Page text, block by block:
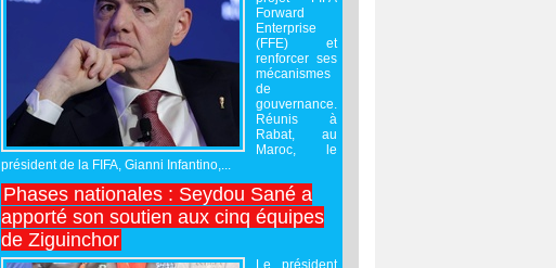
Forward
Enterprise
(FFE) et
renforcer ses
mécanismes
de
gouvernance.
Réunis à
Rabat, au
Maroc, le
président de la FIFA, Gianni Infantino,...
Phases nationales : Seydou Sané a
apporté son soutien aux cinq équipes
de Ziguinchor
Le président